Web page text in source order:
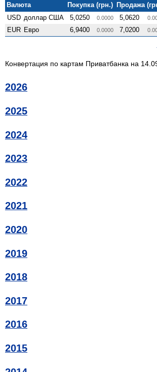
Валюта Покупка (грн.) Продажа
USD доллар США 5,0250 0.0000 5,0620
EUR Евро 6,9400 0.0000 7,0200
Конвертация по картам Приватбанка на
2026
2025
2024
2023
2022
2021
2020
2019
2018
2017
2016
2015